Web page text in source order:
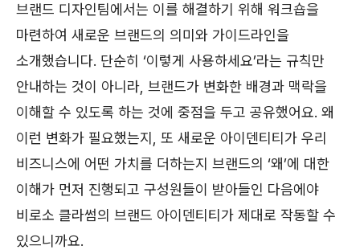
브랜드 디자인팀에서는 이를 해결하기 위해 워크숍을
마련하여 새로운 브랜드의 의미와 가이드라인을
소개했습니다. 단순히 ‘이렇게 사용하세요’라는 규칙만
안내하는 것이 아니라, 브랜드가 변화한 배경과 맥락을
이해할 수 있도록 하는 것에 중점을 두고 공유했어요. 왜
이런 변화가 필요했는지, 또 새로운 아이덴티티가 우리
비즈니스에 어떤 가치를 더하는지 브랜드의 ‘왜’에 대한
이해가 먼저 진행되고 구성원들이 받아들인 다음에야
비로소 클라썸의 브랜드 아이덴티티가 제대로 작동할 수
있으니까요.